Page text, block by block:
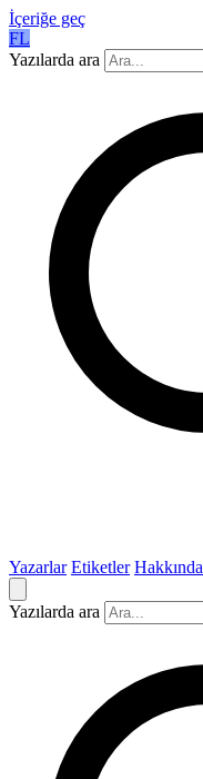
İçeriğe geç
FL
Yazılarda ara
Yazarlar Etiketler Hakkında
Yazılarda ara